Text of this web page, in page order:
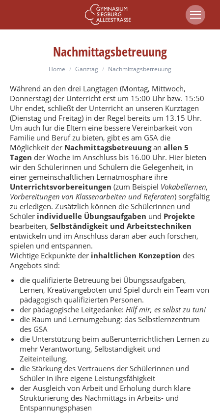
Nachmittagsbetreuung
You are here:
Home Ganztag Nachmittagsbetreuung
Während an den drei Langtagen (Montag, Mittwoch,
Donnerstag) der Unterricht erst um 15:00 Uhr bzw. 15:50
Uhr endet, schließt der Unterricht an unseren Kurztagen
(Dienstag und Freitag) in der Regel bereits um 13.15 Uhr.
Um auch für die Eltern eine bessere Vereinbarkeit von
Familie und Beruf zu bieten, gibt es am GSA die
Möglichkeit der Nachmittagsbetreuungan allen 5
Tagen der Woche im Anschluss bis 16.00 Uhr. Hier bieten
wir den Schülerinnen und Schülern die Gelegenheit, in
einer gemeinschaftlichen Lernatmosphäre ihre
Unterrichtsvorbereitungen (zum Beispiel Vokabellernen,
Vorbereitungen von Klassenarbeiten und Referaten) sorgfältig
zu erledigen. Zusätzlich können die Schülerinnen und
Schüler individuelle Übungsaufgaben und Projekte
bearbeiten, Selbständigkeit und Arbeitstechniken
entwickeln und im Anschluss daran aber auch forschen,
spielen und entspannen.
Wichtige Eckpunkte der inhaltlichen Konzeption des
Angebots sind:
die qualifizierte Betreuung bei Übungssaufgaben,
Lernen, Kreativangeboten und Spiel durch ein Team von
pädagogisch qualifizierten Personen.
der pädagogische Leitgedanke: Hilf mir, es selbst zu tun!
die Raum und Lernumgebung: das Selbstlernzentrum
des GSA
die Unterstützung beim außerunterrichtlichen Lernen zu
mehr Verantwortung, Selbständigkeit und
Zeiteinteilung.
die Stärkung des Vertrauens der Schülerinnen und
Schüler in ihre eigene Leistungsfähigkeit
der Ausgleich von Arbeit und Erholung durch klare
Strukturierung des Nachmittags in Arbeits- und
Entspannungsphasen